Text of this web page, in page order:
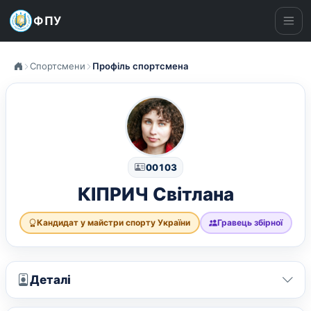
ФПУ
Спортсмени Профіль спортсмена
00103
КІПРИЧ Світлана
Кандидат у майстри спорту України Гравець збірної
Деталі